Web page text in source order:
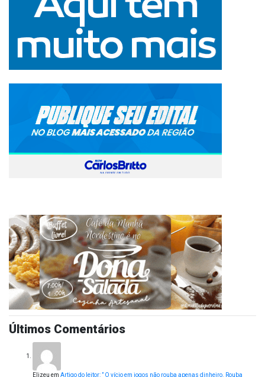
Últimos Comentários
Elizeu em Artigo do leitor: ” O vício em jogos não rouba apenas dinheiro. Rouba